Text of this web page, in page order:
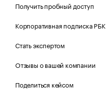
Получить пробный доступ
Корпоративная подписка РБК
Стать экспертом
Отзывы о вашей компании
Поделиться кейсом